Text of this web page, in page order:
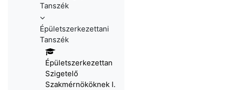
Tanszék
Épületszerkezettani
Tanszék
Épületszerkezettan
Szigetelő
Szakmérnököknek I.